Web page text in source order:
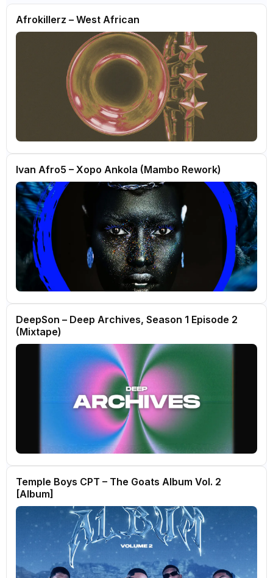
Afrokillerz – West African
Ivan Afro5 – Xopo Ankola (Mambo Rework)
DeepSon – Deep Archives, Season 1 Episode 2
(Mixtape)
Temple Boys CPT – The Goats Album Vol. 2
[Album]